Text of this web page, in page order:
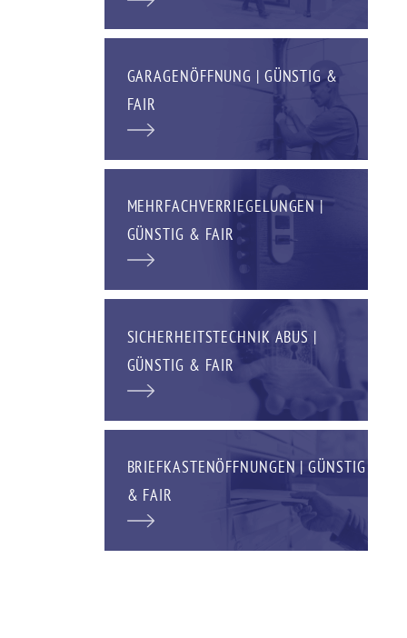
GARAGENÖFFNUNG | GÜNSTIG &
FAIR
MEHRFACHVERRIEGELUNGEN |
GÜNSTIG & FAIR
SICHERHEITSTECHNIK ABUS |
GÜNSTIG & FAIR
BRIEFKASTENÖFFNUNGEN | GÜNSTIG
& FAIR